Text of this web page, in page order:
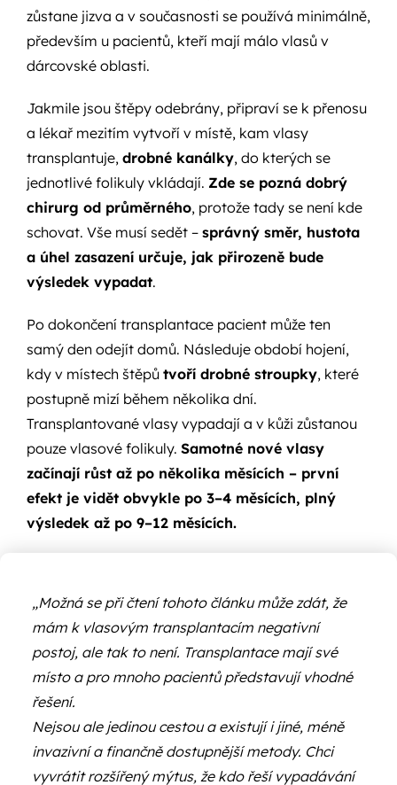
zůstane jizva a v současnosti se používá minimálně,
především u pacientů, kteří mají málo vlasů v
dárcovské oblasti.
Jakmile jsou štěpy odebrány, připraví se k přenosu
a lékař mezitím vytvoří v místě, kam vlasy
transplantuje, drobné kanálky, do kterých se
jednotlivé folikuly vkládají. Zde se pozná dobrý
chirurg od průměrného, protože tady se není kde
schovat. Vše musí sedět – správný směr, hustota
a úhel zasazení určuje, jak přirozeně bude
výsledek vypadat.
Po dokončení transplantace pacient může ten
samý den odejít domů. Následuje období hojení,
kdy v místech štěpů tvoří drobné stroupky, které
postupně mizí během několika dní.
Transplantované vlasy vypadají a v kůži zůstanou
pouze vlasové folikuly. Samotné nové vlasy
začínají růst až po několika měsících – první
efekt je vidět obvykle po 3–4 měsících, plný
výsledek až po 9–12 měsících.
„Možná se při čtení tohoto článku může zdát, že
mám k vlasovým transplantacím negativní
postoj, ale tak to není. Transplantace mají své
místo a pro mnoho pacientů představují vhodné
řešení.
Nejsou ale jedinou cestou a existují i jiné, méně
invazivní a finančně dostupnější metody. Chci
vyvrátit rozšířený mýtus, že kdo řeší vypadávání